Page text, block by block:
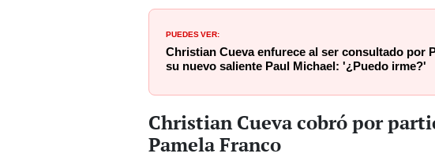
PUEDES VER:
Christian Cueva enfurece al ser consultado por
su nuevo saliente Paul Michael: '¿Puedo irme?'
Christian Cueva cobró por
Pamela Franco